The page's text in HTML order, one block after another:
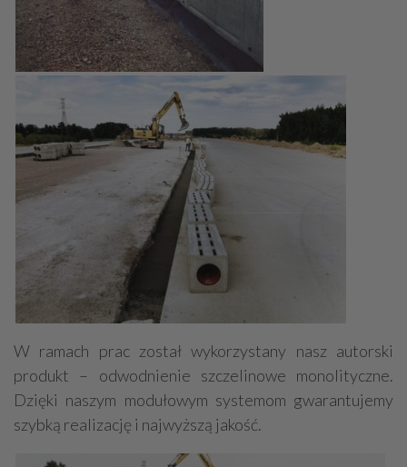
W ramach prac został wykorzystany nasz autorski
produkt – odwodnienie szczelinowe monolityczne.
Dzięki naszym modułowym systemom gwarantujemy
szybką realizację i najwyższą jakość.